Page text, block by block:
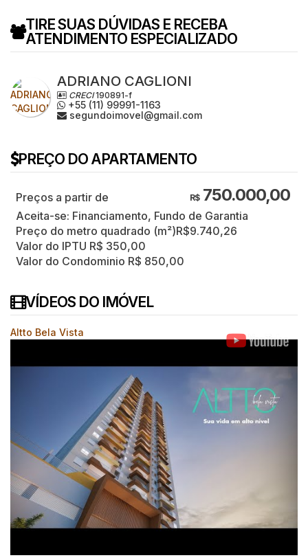
TIRE SUAS DÚVIDAS E RECEBA
ATENDIMENTO ESPECIALIZADO
ADRIANO CAGLIONI
CRECI190891-f
+55 (11) 99991-1163
segundoimovel@gmail.com
PREÇO DO APARTAMENTO
R$750.000,00
Aceita-se: Financiamento, Fundo de Garantia
Preço do metro quadrado (m²)R$9.740,26
Valor do IPTU R$ 350,00
Valor do Condominio R$ 850,00
VÍDEOS DO IMÓVEL
Altto Bela Vista